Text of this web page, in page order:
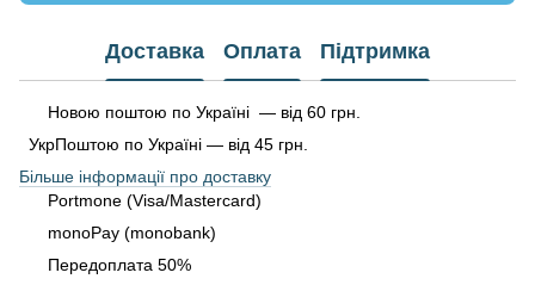
Доставка Оплата Підтримка
Новою поштою по Україні — від 60 грн.
УкрПоштою по Україні — від 45 грн.
Більше інформації про доставку
Portmone (Visa/Mastercard)
monoPay (monobank)
Передоплата 50%